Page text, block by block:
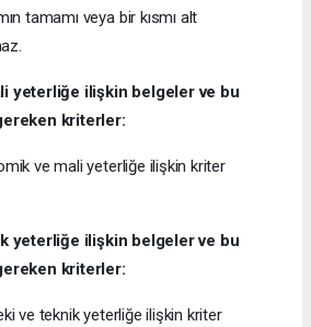
tamamı veya bir kısmı alt
yeterliğe ilişkin belgeler ve bu
kriterler:
ve mali yeterliğe ilişkin kriter
yeterliğe ilişkin belgeler ve bu
kriterler:
ve teknik yeterliğe ilişkin kriter